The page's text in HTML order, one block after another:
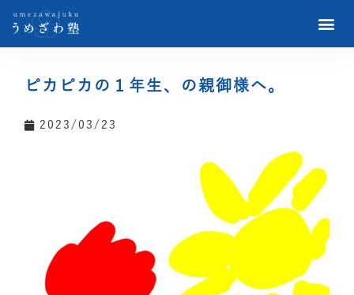
ピカピカの１年生、の親御様へ。
2023/03/23